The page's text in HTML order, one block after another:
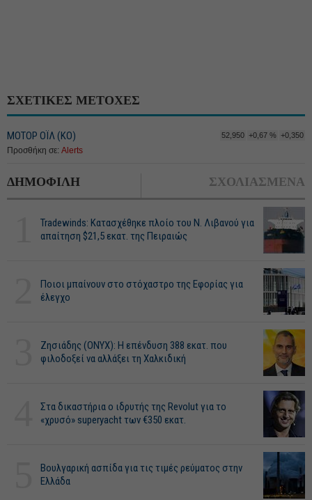
ΣΧΕΤΙΚΕΣ ΜΕΤΟΧΕΣ
ΜΟΤΟΡ ΟΪΛ (ΚΟ) 52,950 +0,67 % +0,350
Προσθήκη σε: Alerts
ΔΗΜΟΦΙΛΗ ΣΧΟΛΙΑΣΜΕΝΑ
Tradewinds: Κατασχέθηκε πλοίο του Ν. Λιβανού για
απαίτηση $21,5 εκατ. της Πειραιώς
Ποιοι μπαίνουν στο στόχαστρο της Εφορίας για
έλεγχο
Ζησιάδης (ONYX): Η επένδυση 388 εκατ. που
φιλοδοξεί να αλλάξει τη Χαλκιδική
Στα δικαστήρια ο ιδρυτής της Revolut για το
«χρυσό» superyacht των €350 εκατ.
Βουλγαρική ασπίδα για τις τιμές ρεύματος στην
Ελλάδα